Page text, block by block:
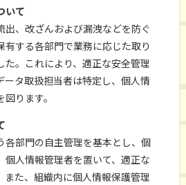
いて
出、改ざんおよび漏洩などを防ぐ
有する各部門で業務に応じた取り
た。これにより、適正な安全管理
ータ取扱担当者は特定し、個人情
ります。
各部門の自主管理を基本とし、個
個人情報管理者を置いて、適正な
また、組織内に個人情報保護管理